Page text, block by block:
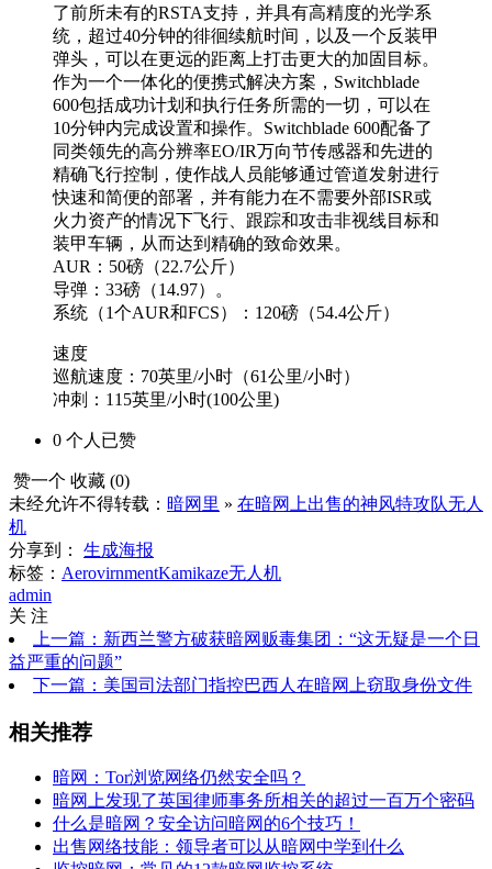
了前所未有的RSTA支持，并具有高精度的光学系
统，超过40分钟的徘徊续航时间，以及一个反装甲
弹头，可以在更远的距离上打击更大的加固目标。
作为一个一体化的便携式解决方案，Switchblade
600包括成功计划和执行任务所需的一切，可以在
10分钟内完成设置和操作。Switchblade 600配备了
同类领先的高分辨率EO/IR万向节传感器和先进的
精确飞行控制，使作战人员能够通过管道发射进行
快速和简便的部署，并有能力在不需要外部ISR或
火力资产的情况下飞行、跟踪和攻击非视线目标和
装甲车辆，从而达到精确的致命效果。
AUR：50磅（22.7公斤）
导弹：33磅（14.97）。
系统（1个AUR和FCS）：120磅（54.4公斤）
速度
巡航速度：70英里/小时（61公里/小时）
冲刺：115英里/小时(100公里)
0 个人 已赞
赞一个 收藏 (0)
未经允许不得转载： 暗网里 » 在暗网上出售的神风特攻队无人
机
分享到：
生成海报
标签： AerovirnmentKamikaze无人机
admin
关 注
上一篇：新西兰警方破获暗网贩毒集团：“这无疑是一个日
益严重的问题”
下一篇：美国司法部门指控巴西人在暗网上窃取身份文件
相关推荐
暗网：Tor浏览网络仍然安全吗？
暗网上发现了英国律师事务所相关的超过一百万个密码
什么是暗网？安全访问暗网的6个技巧！
出售网络技能：领导者可以从暗网中学到什么